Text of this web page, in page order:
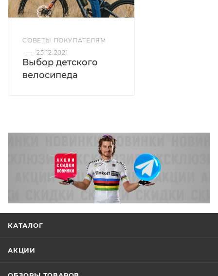
СОВЕТЫ ПОКУПАТЕЛЯМ
— 25.12.2021
Выбор детского
велосипеда
КАТАЛОГ
АКЦИИ